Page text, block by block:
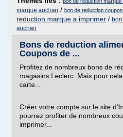
marque auchan / bon de reduction
reduction marque a imprimer /
auchan
Bons de reduction
Coupons de ...
Profitez de nombreux bons de
magasins Leclerc. Mais pour
carte...
Créer votre compte sur le site
pourrez profiter de nombreux
imprimer...